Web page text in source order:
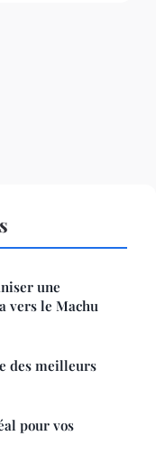
une
vers le Machu
des meilleurs
pour vos